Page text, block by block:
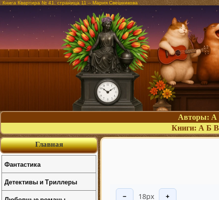
Книга Квартира № 41, страница 11 – Мария Свешникова
Авторы: А
Книги: А Б В
− 18px +
Главная
Фантастика
Детективы и Триллеры